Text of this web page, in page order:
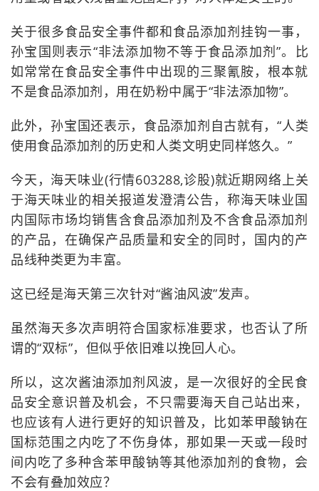
关于很多食品安全事件都和食品添加剂挂钩一事，
孙宝国则表示“非法添加物不等于食品添加剂”。比
如常常在食品安全事件中出现的三聚氰胺，根本就
不是食品添加剂，用在奶粉中属于“非法添加物”。
此外，孙宝国还表示，食品添加剂自古就有，“人类
使用食品添加剂的历史和人类文明史同样悠久。”
今天，海天味业(行情603288,诊股)就近期网络上关
于海天味业的相关报道发澄清公告，称海天味业国
内国际市场均销售含食品添加剂及不含食品添加剂
的产品，在确保产品质量和安全的同时，国内的产
品线种类更为丰富。
这已经是海天第三次针对“酱油风波”发声。
虽然海天多次声明符合国家标准要求，也否认了所
谓的“双标”，但似乎依旧难以挽回人心。
所以，这次酱油添加剂风波，是一次很好的全民食
品安全意识普及机会，不只需要海天自己站出来，
也应该有人进行更好的知识普及，比如苯甲酸钠在
国标范围之内吃了不伤身体，那如果一天或一段时
间内吃了多种含苯甲酸钠等其他添加剂的食物，会
不会有叠加效应？